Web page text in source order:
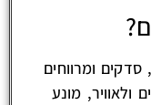
ומרווחים
ולאוויר, מונע